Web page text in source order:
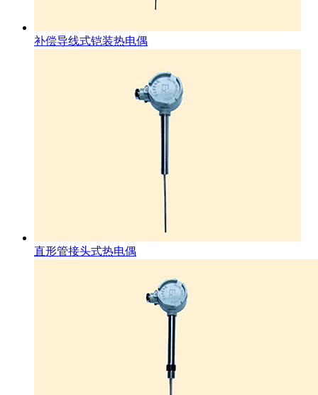
补偿导线式铠装热电偶
直形管接头式热电偶